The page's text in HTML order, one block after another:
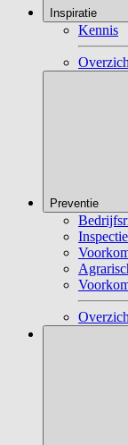
Inspiratie
Kennis
Preventie